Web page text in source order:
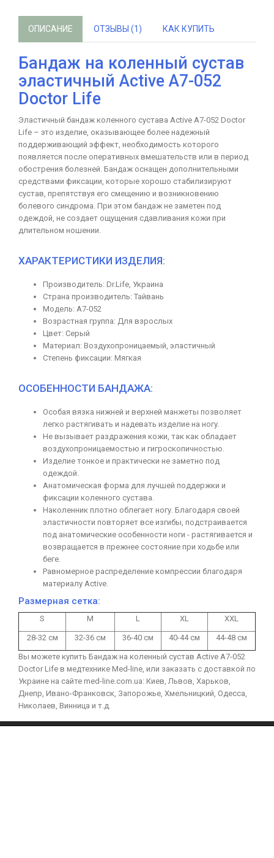
ОПИСАНИЕ ОТЗЫВЫ (1) КАК КУПИТЬ
Бандаж на коленный сустав
эластичный Active А7-052
Doctor Life
Эластичный бандаж коленного сустава Active А7-052 Doctor
Life – это изделие, оказывающее более надежный
поддерживающий эффект, необходимость которого
появляется после оперативных вмешательств или в период
обострения болезней. Бандаж оснащен дополнительными
средствами фиксации, которые хорошо стабилизируют
сустав, препятствуя его смещению и возникновению
болевого синдрома. При этом бандаж не заметен под
одеждой, не создает ощущения сдавливания кожи при
длительном ношении.
ХАРАКТЕРИСТИКИ ИЗДЕЛИЯ:
Производитель: Dr.Life, Украина
Страна производитель: Тайвань
Модель: А7-052
Возрастная группа: Для взрослых
Цвет: Серый
Материал: Воздухопроницаемый, эластичный
Степень фиксации: Мягкая
ОСОБЕННОСТИ БАНДАЖА:
Особая вязка нижней и верхней манжеты позволяет
легко растягивать и надевать изделие на ногу.
Не вызывает раздражения кожи, так как обладает
воздухопроницаемостью и гигроскопичностью.
Изделие тонкое и практически не заметно под
одеждой.
Анатомическая форма для лучшей поддержки и
фиксации коленного сустава.
Наколенник плотно облегает ногу. Благодаря своей
эластичности повторяет все изгибы, подстраивается
под анатомические особенности ноги - растягивается и
возвращается в прежнее состояние при ходьбе или
беге.
Равномерное распределение компрессии благодаря
материалу Active.
Размерная сетка:
S M L XL XXL
28-32 см 32-36 см 36-40 см 40-44 см 44-48 см
Вы можете купить Бандаж на коленный сустав Active А7-052
Doctor Life в медтехнике Med-line, или заказать с доставкой по
Украине на сайте med-line.com.ua: Киев, Львов, Харьков,
Днепр, Ивано-Франковск, Запорожье, Хмельницкий, Одесса,
Николаев, Винница и т.д.